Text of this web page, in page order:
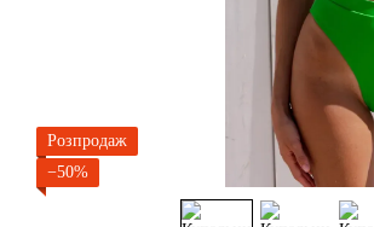
Розпродаж
−50%